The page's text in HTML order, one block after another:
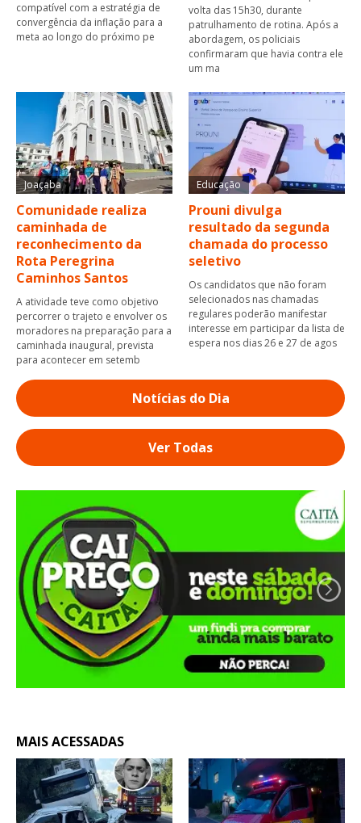
compatível com a estratégia de
convergência da inflação para a
meta ao longo do próximo pe
volta das 15h30, durante
patrulhamento de rotina. Após a
abordagem, os policiais
confirmaram que havia contra ele
um ma
Joaçaba
Comunidade realiza
caminhada de
reconhecimento da
Rota Peregrina
Caminhos Santos
A atividade teve como objetivo
percorrer o trajeto e envolver os
moradores na preparação para a
caminhada inaugural, prevista
para acontecer em setemb
Educação
Prouni divulga
resultado da segunda
chamada do processo
seletivo
Os candidatos que não foram
selecionados nas chamadas
regulares poderão manifestar
interesse em participar da lista de
espera nos dias 26 e 27 de agos
Notícias do Dia
Ver Todas
MAIS ACESSADAS